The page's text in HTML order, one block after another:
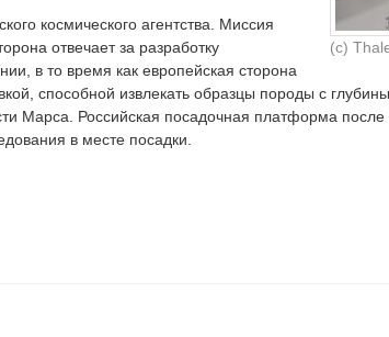
(c)
космического агентства. Миссия
отвечает за разработку
в то время как европейская сторона
способной извлекать образцы породы с
Марса. Российская посадочная платформа после
в месте посадки.